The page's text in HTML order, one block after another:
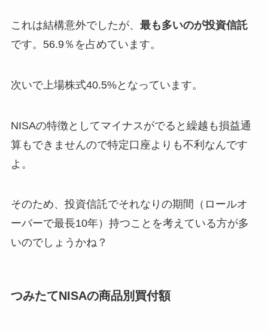
これは結構意外でしたが、 最も多いのが投資信託
です。56.9％を占めています。
次いで上場株式40.5%となっています。
NISAの特徴としてマイナスがでると繰越も損益通
算もできませんので特定口座よりも不利なんです
よ。
そのため、投資信託でそれなりの期間（ロールオ
ーバーで最長10年）持つことを考えている方が多
いのでしょうかね？
つみたてNISAの商品別買付額